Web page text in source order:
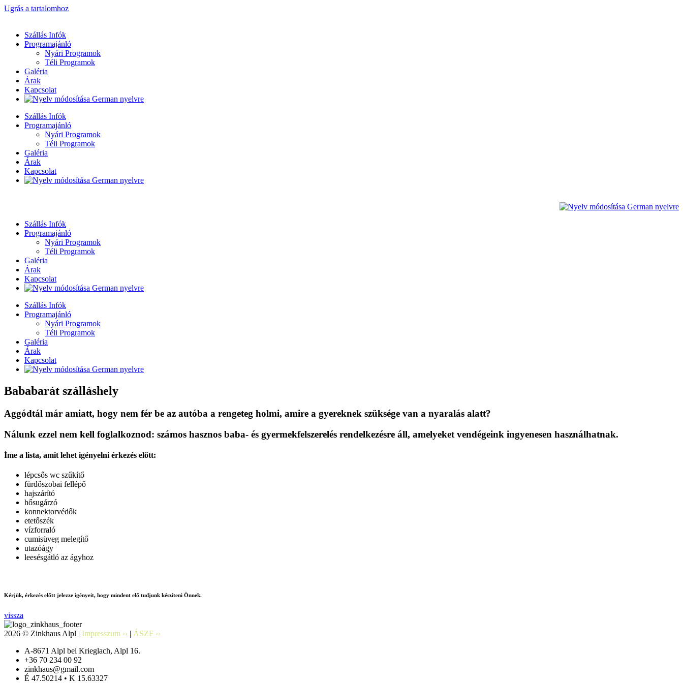
Ugrás a tartalomhoz
Szállás Infók
Programajánló
Nyári Programok
Téli Programok
Galéria
Árak
Kapcsolat
Szállás Infók
Programajánló
Nyári Programok
Téli Programok
Galéria
Árak
Kapcsolat
Szállás Infók
Programajánló
Nyári Programok
Téli Programok
Galéria
Árak
Kapcsolat
Szállás Infók
Programajánló
Nyári Programok
Téli Programok
Galéria
Árak
Kapcsolat
Bababarát szálláshely
Aggódtál már amiatt, hogy nem fér be az autóba a rengeteg holmi, amire a gyereknek szüksége van a nyaralás alatt?
Nálunk ezzel nem kell foglalkoznod: számos hasznos baba- és gyermekfelszerelés rendelkezésre áll, amelyeket vendégeink ingyenesen használhatnak.
Íme a lista, amit lehet igényelni érkezés előtt:
lépcsős wc szűkítő
fürdőszobai fellépő
hajszárító
hősugárzó
konnektorvédők
etetőszék
vízforraló
cumisüveg melegítő
utazóágy
leesésgátló az ágyhoz
Kérjük, érkezés előtt jelezze igényeit, hogy mindent elő tudjunk készíteni Önnek.
vissza
2026 © Zinkhaus Alpl | Impresszum ›› | ÁSZF ››
A-8671 Alpl bei Krieglach, Alpl 16.
+36 70 234 00 92
zinkhaus@gmail.com
É 47.50214 • K 15.63327